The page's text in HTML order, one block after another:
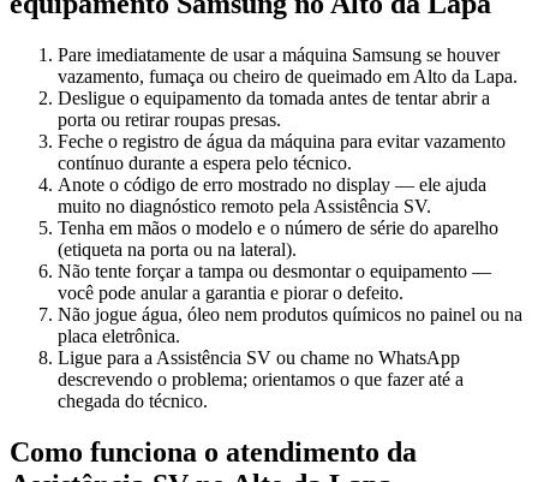
Pare imediatamente de usar a máquina Samsung se houver
vazamento, fumaça ou cheiro de queimado em Alto da Lapa.
Desligue o equipamento da tomada antes de tentar abrir a
porta ou retirar roupas presas.
Feche o registro de água da máquina para evitar vazamento
contínuo durante a espera pelo técnico.
Anote o código de erro mostrado no display — ele ajuda
muito no diagnóstico remoto pela Assistência SV.
Tenha em mãos o modelo e o número de série do aparelho
(etiqueta na porta ou na lateral).
Não tente forçar a tampa ou desmontar o equipamento —
você pode anular a garantia e piorar o defeito.
Não jogue água, óleo nem produtos químicos no painel ou na
placa eletrônica.
Ligue para a Assistência SV ou chame no WhatsApp
descrevendo o problema; orientamos o que fazer até a
chegada do técnico.
Como funciona o atendimento da